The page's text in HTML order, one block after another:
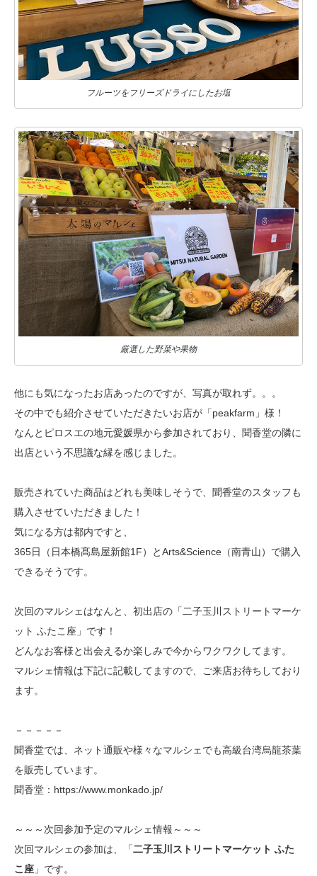
フルーツをフリーズドライにしたお塩
厳選した野菜や果物
他にも気になったお店あったのですが、写真が取れず。。。
その中でも紹介させていただきたいお店が「peakfarm」様！
なんとピロスエの地元愛媛県から参加されており、 聞香堂の隣に
出店という不思議な縁を感じました。
販売されていた商品はどれも美味しそうで、 聞香堂のスタッフも
購入させていただきました！
気になる方は都内ですと、
365日（日本橋髙島屋新館1F）とArts&Science（南青山）で購入
できるそうです。
次回のマルシェはなんと、初出店の「二子玉川ストリートマーケ
ット ふたこ座」です！
どんなお客様と出会えるか楽しみで今からワクワクしてます。
マルシェ情報は下記に記載してますので、ご来店お待ちしており
ます。
－－－－－
聞香堂では、ネット通販や様々なマルシェでも高級台湾烏龍茶葉
を販売しています。
聞香堂： https://www.monkado.jp/
～～～次回参加予定のマルシェ情報～～～
次回マルシェの参加は、「二子玉川ストリートマーケット ふた
こ座 」です。